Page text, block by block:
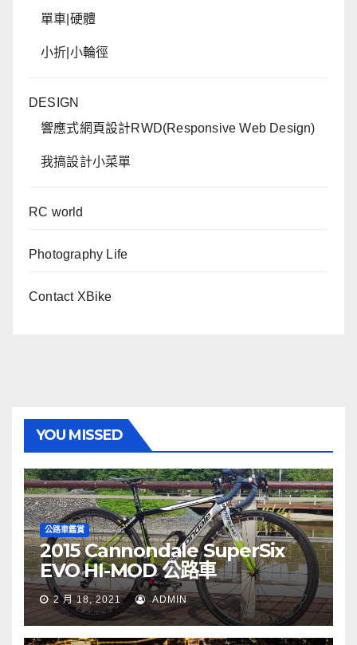
單車|硬體
小折|小輪徑
DESIGN
響應式網頁設計RWD(Responsive Web Design)
我搞設計小菜單
RC world
Photography Life
Contact XBike
YOU MISSED
公路車鑑賞
2015 Cannondale SuperSix
EVO HI-MOD 公路車
2 月 18, 2021 ADMIN